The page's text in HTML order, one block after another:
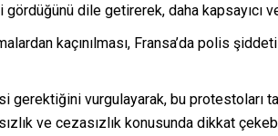
dile getirerek, daha kapsayıcı
kaçınılması, Fransa’da polis
vurgulayarak, bu protestoları
ve cezasızlık konusunda dikkat